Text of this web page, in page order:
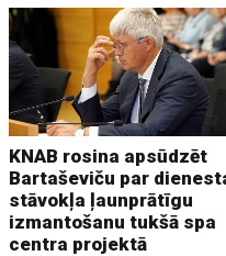
KNAB rosina apsūdzēt
Bartaševiču par
stāvokļa ļaunprātīgu
izmantošanu tukšā spa
centra projektā